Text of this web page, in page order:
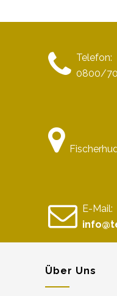
Telefon:
0800/
E-Mail:
Über Uns